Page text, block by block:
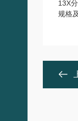
13X
规格